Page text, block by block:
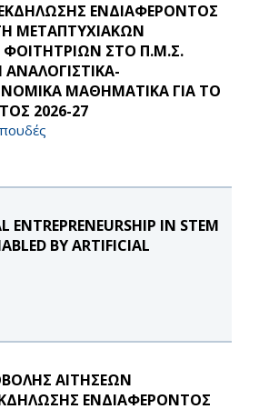
ΕΝΔΙΑΦΕΡΟΝΤΟΣ
ΜΕΤΑΠΤΥΧΙΑΚΩΝ
ΣΤΟ Π.Μ.Σ.
ΑΝΑΛΟΓΙΣΤΙΚΑ-
ΜΑΘΗΜΑΤΙΚΑ ΓΙΑ ΤΟ
2026-27
ENTREPRENEURSHIP IN STEM
BY ARTIFICIAL
ΑΙΤΗΣΕΩΝ
ΕΝΔΙΑΦΕΡΟΝΤΟΣ